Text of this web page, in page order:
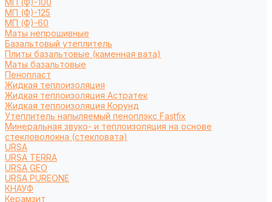
МП (Ф)-100
МП (Ф)-125
МП (Ф)-60
Маты непрошивные
Базальтовый утеплитель
Плиты базальтовые (каменная вата)
Маты базальтовые
Пенопласт
Жидкая теплоизоляция
Жидкая теплоизоляция Астратек
Жидкая теплоизоляция Корунд
Утеплитель напыляемый пеноплэкс Fastfix
Минеральная звуко- и теплоизоляция на основе
стекловолокна (стекловата)
URSA
URSA TERRA
URSA GEO
URSA PUREONE
КНАУФ
Керамзит